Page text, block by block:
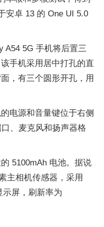
安卓 13 的 One UI 5.0
A54 5G 手机将后置三
手机采用居中打孔的直
，有三个圆形开孔，用
电源和音量键位于右侧
、麦克风和扬声器格
5100mAh 电池。据说
主相机传感器，采用
示屏，刷新率为